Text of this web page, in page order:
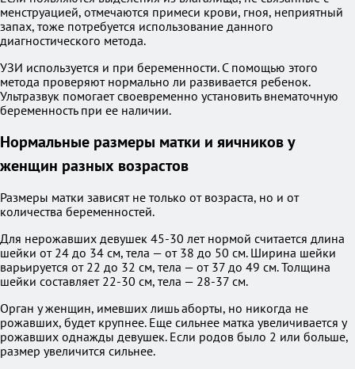
менструацией, отмечаются примеси крови, гноя, неприятный
запах, тоже потребуется использование данного
диагностического метода.
УЗИ используется и при беременности. С помощью этого
метода проверяют нормально ли развивается ребенок.
Ультразвук помогает своевременно установить внематочную
беременность при ее наличии.
Нормальные размеры матки и яичников у
женщин разных возрастов
Размеры матки зависят не только от возраста, но и от
количества беременностей.
Для нерожавших девушек 45-30 лет нормой считается длина
шейки от 24 до 34 см, тела — от 38 до 50 см. Ширина шейки
варьируется от 22 до 32 см, тела — от 37 до 49 см. Толщина
шейки составляет 22-30 см, тела — 28-37 см.
Орган у женщин, имевших лишь аборты, но никогда не
рожавших, будет крупнее. Еще сильнее матка увеличивается у
рожавших однажды девушек. Если родов было 2 или больше,
размер увеличится сильнее.